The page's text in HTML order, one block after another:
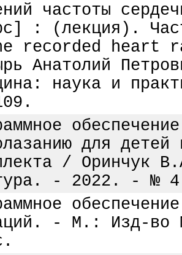
частоты
: (лекция).
recorded
Анатолий
наука и
для
/
- 2022. - №
- М.: Изд-